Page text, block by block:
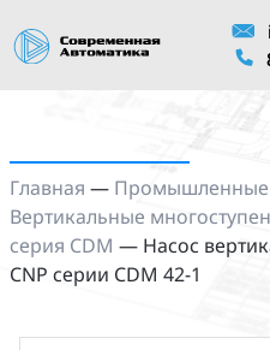
Главная — Промышленные
Вертикальные
серия CDM — Насос
CNP серии CDM 42-1